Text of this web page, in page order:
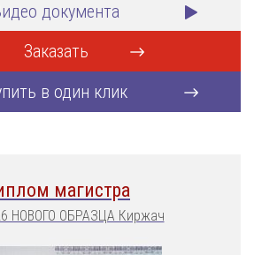
документа
Заказать
в один клик
магистра
НОВОГО ОБРАЗЦА Киржач